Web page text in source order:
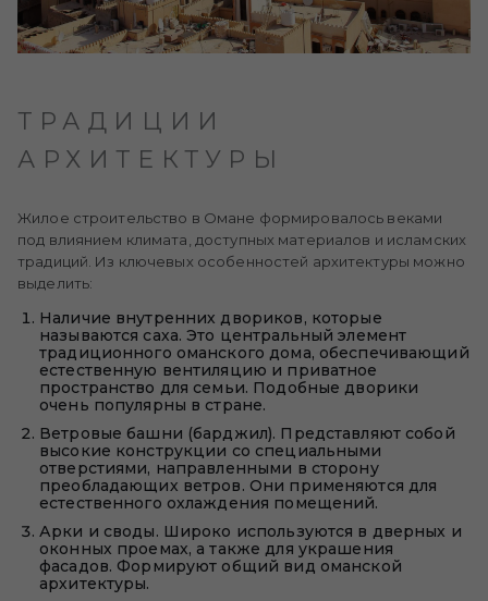
ТРАДИЦИИ
АРХИТЕКТУРЫ
Жилое строительство в Омане формировалось веками
под влиянием климата, доступных материалов и исламских
традиций. Из ключевых особенностей архитектуры можно
выделить:
Наличие внутренних двориков, которые
называются саха. Это центральный элемент
традиционного оманского дома, обеспечивающий
естественную вентиляцию и приватное
пространство для семьи. Подобные дворики
очень популярны в стране.
Ветровые башни (барджил). Представляют собой
высокие конструкции со специальными
отверстиями, направленными в сторону
преобладающих ветров. Они применяются для
естественного охлаждения помещений.
Арки и своды. Широко используются в дверных и
оконных проемах, а также для украшения
фасадов. Формируют общий вид оманской
архитектуры.